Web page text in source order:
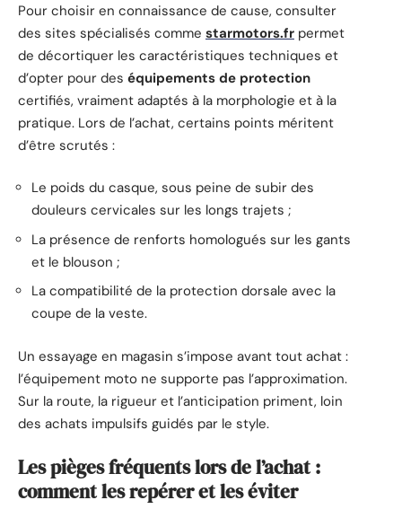
Pour choisir en connaissance de cause, consulter
des sites spécialisés comme starmotors.fr permet
de décortiquer les caractéristiques techniques et
d’opter pour des équipements de protection
certifiés, vraiment adaptés à la morphologie et à la
pratique. Lors de l’achat, certains points méritent
d’être scrutés :
Le poids du casque, sous peine de subir des
douleurs cervicales sur les longs trajets ;
La présence de renforts homologués sur les gants
et le blouson ;
La compatibilité de la protection dorsale avec la
coupe de la veste.
Un essayage en magasin s’impose avant tout achat :
l’équipement moto ne supporte pas l’approximation.
Sur la route, la rigueur et l’anticipation priment, loin
des achats impulsifs guidés par le style.
Les pièges fréquents lors de l’achat :
comment les repérer et les éviter